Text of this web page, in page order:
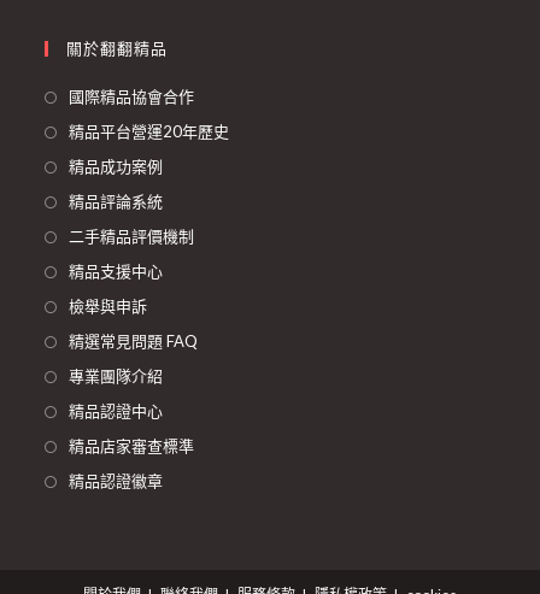
關於翻翻精品
國際精品協會合作
精品平台營運20年歷史
精品成功案例
精品評論系統
二手精品評價機制
精品支援中心
檢舉與申訴
精選常見問題 FAQ
專業團隊介紹
精品認證中心
精品店家審查標準
精品認證徽章